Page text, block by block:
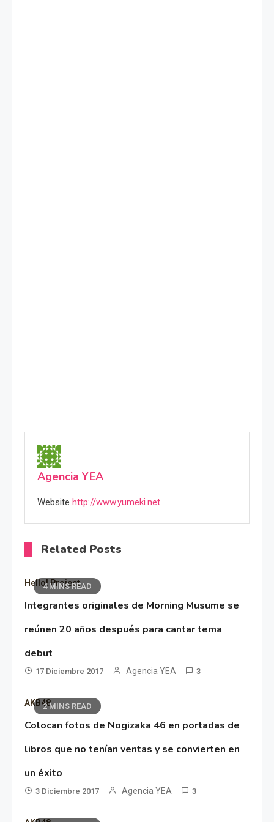
Agencia YEA
Website http://www.yumeki.net
Related Posts
4 MINS READ
Hello! Project
Integrantes originales de Morning Musume se
reúnen 20 años después para cantar tema
debut
17 Diciembre 2017 Agencia YEA 3
2 MINS READ
AKB48
Colocan fotos de Nogizaka 46 en portadas de
libros que no tenían ventas y se convierten en
un éxito
3 Diciembre 2017 Agencia YEA 3